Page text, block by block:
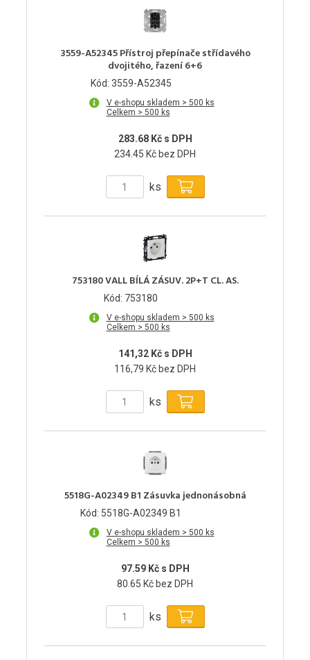
3559-A52345 Přístroj přepínače střídavého
dvojitého, řazení 6+6
Kód: 3559-A52345
V e-shopu skladem > 500 ks
Celkem > 500 ks
283.68 Kč s DPH
234.45 Kč bez DPH
ks
753180 VALL BÍLÁ ZÁSUV. 2P+T CL. AS.
Kód: 753180
V e-shopu skladem > 500 ks
Celkem > 500 ks
141,32 Kč s DPH
116,79 Kč bez DPH
ks
5518G-A02349 B1 Zásuvka jednonásobná
Kód: 5518G-A02349 B1
V e-shopu skladem > 500 ks
Celkem > 500 ks
97.59 Kč s DPH
80.65 Kč bez DPH
ks